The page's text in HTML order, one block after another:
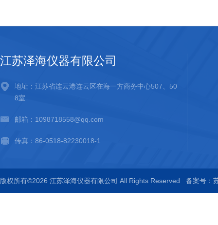
江苏泽海仪器有限公司
地址：江苏省连云港连云区在海一方商务中心507、50
8室
邮箱：1098718558@qq.com
传真：86-0518-82230018-1
版权所有©2026 江苏泽海仪器有限公司 All Rights Reserved 备案号：